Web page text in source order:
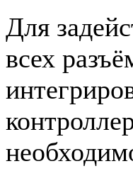
Для
всех